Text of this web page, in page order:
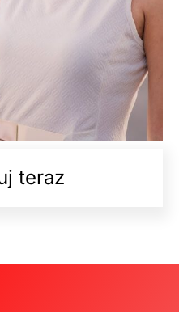
teraz